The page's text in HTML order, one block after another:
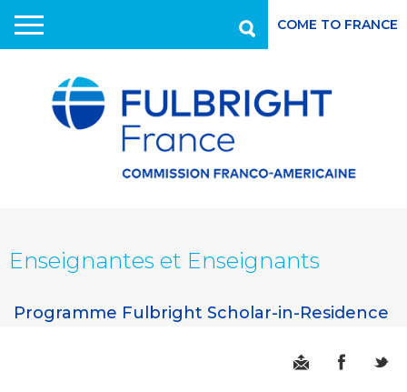
contenu
Recherche
COME TO FRANCE
Enseignantes et Enseignants
Programme Fulbright Scholar-in-Residence